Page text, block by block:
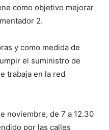
como objetivo mejorar
2.
y como medida de
el suministro de
trabaja en la red
noviembre, de 7 a 12.30
por las calles